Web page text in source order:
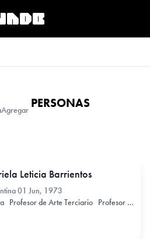
Agregar PERSONAS
Leticia Barrientos
01 Jun, 1973
Profesor de Arte Terciario Profesor de Arte Secundario